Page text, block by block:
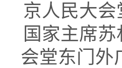
京人民大
国家主席
会堂东门外